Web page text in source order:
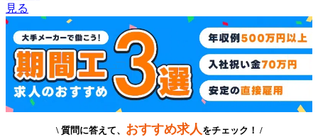
見る
\ 質問に答えて、 おすすめ求人 をチェック！ /